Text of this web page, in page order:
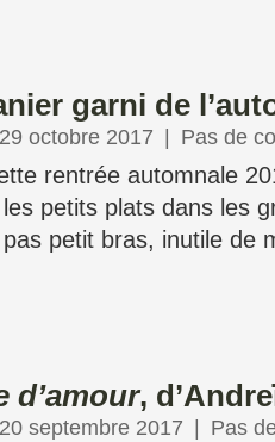
garni de
octobre 2017 Pas de
rentrée automnale
petits plats dans les
petit bras, inutile de
d’amour,
septembre 2017 Pas